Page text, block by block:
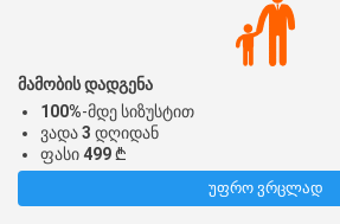
მამობის დადგენა
100%-მდე სიზუსტით
ვადა3 დღიდან
ფასი 499₾
უფრო ვრცლად